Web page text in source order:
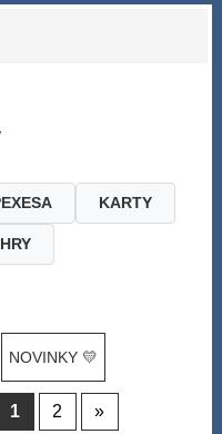
KARTY
NOVINKY 💛
1 2 »